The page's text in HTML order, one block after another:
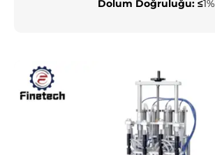
Dolum Doğruluğu: ≤1%